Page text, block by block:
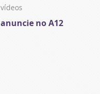
vídeos
anuncie no A12